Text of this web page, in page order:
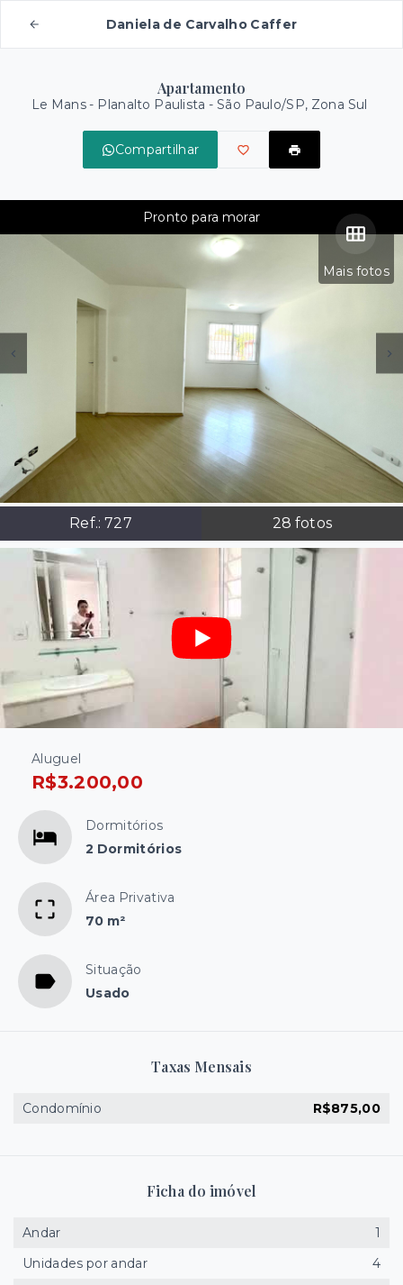
Daniela de Carvalho Caffer
Apartamento
Le Mans - Planalto Paulista - São Paulo/SP, Zona Sul
Compartilhar
Mais fotos
Ref.:727 28 fotos
Pronto para morar
Aluguel
R$3.200,00
Dormitórios
2 Dormitórios
Área Privativa
70 m²
Situação
Usado
Taxas Mensais
Condomínio R$875,00
Ficha do imóvel
Andar
1
Unidades por andar
4